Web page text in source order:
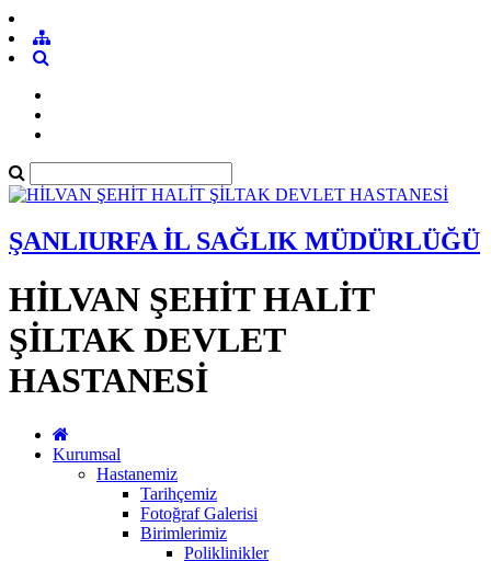
ŞANLIURFA İL SAĞLIK MÜDÜRLÜĞÜ
HİLVAN ŞEHİT HALİT
ŞİLTAK DEVLET
HASTANESİ
Kurumsal
Hastanemiz
Tarihçemiz
Fotoğraf Galerisi
Birimlerimiz
Poliklinikler